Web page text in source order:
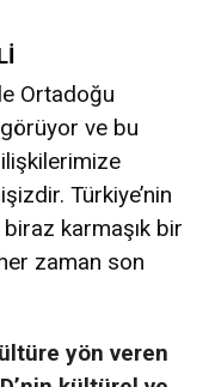
Ortadoğu
ve bu
Türkiye’nin
karmaşık bir
zaman son
yön veren